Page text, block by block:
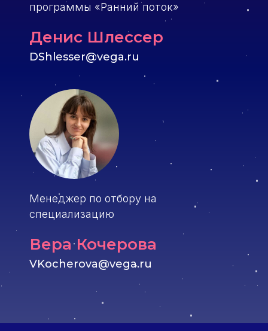
программы «Ранний поток»
Денис Шлессер
DShlesser@vega.ru
Менеджер по отбору на
специализацию
Вера Кочерова
VKocherova@vega.ru